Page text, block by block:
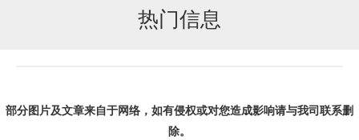
热门信息
部分图片及文章来自于网络，如有侵权或对您造成影响请与我司联系删
除。